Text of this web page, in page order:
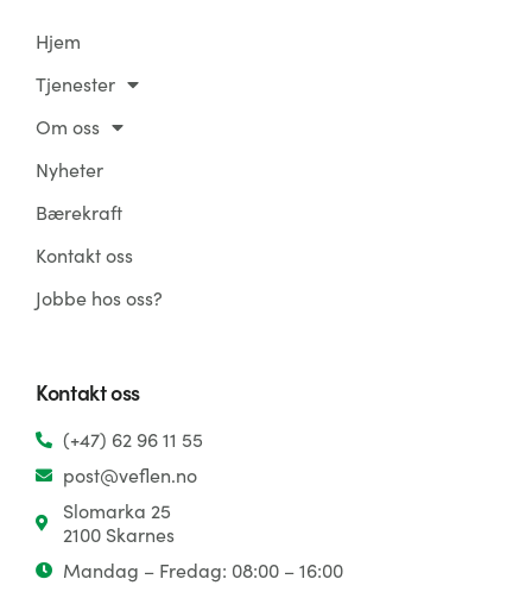
Hjem
Tjenester
Om oss
Nyheter
Bærekraft
Kontakt oss
Jobbe hos oss?
Kontakt oss
(+47) 62 96 11 55
post@veflen.no
Slomarka 25
2100 Skarnes
Mandag – Fredag: 08:00 – 16:00